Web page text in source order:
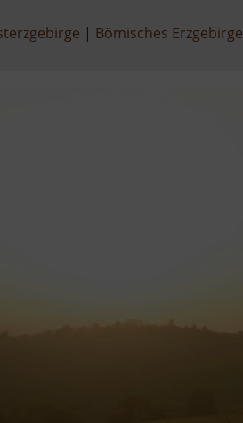
Bömisches Erzgebirge